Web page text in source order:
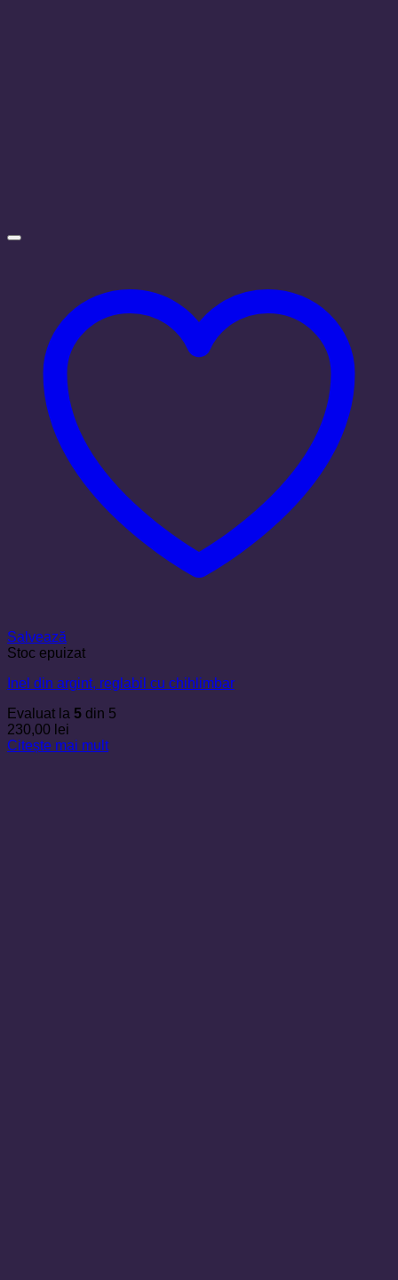
Salvează
Stoc epuizat
Inel din argint, reglabil cu chihlimbar
Evaluat la 5 din 5
230,00 lei
Citește mai mult